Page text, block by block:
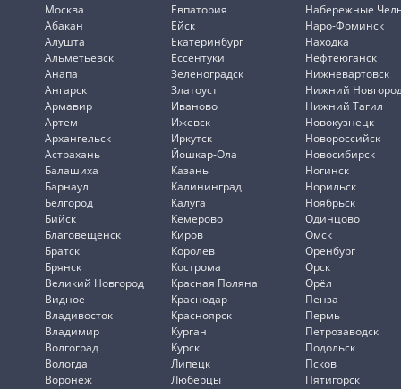
Москва
Абакан
Алушта
Альметьевск
Анапа
Ангарск
Армавир
Артем
Архангельск
Астрахань
Балашиха
Барнаул
Белгород
Бийск
Благовещенск
Братск
Брянск
Великий Новгород
Видное
Владивосток
Владимир
Волгоград
Вологда
Воронеж
Евпатория
Ейск
Екатеринбург
Ессентуки
Зеленоградск
Златоуст
Иваново
Ижевск
Иркутск
Йошкар-Ола
Казань
Калининград
Калуга
Кемерово
Киров
Королев
Кострома
Красная Поляна
Краснодар
Красноярск
Курган
Курск
Липецк
Люберцы
Набережные
Наро-Фоминск
Находка
Нефтеюганск
Нижневартовск
Нижний
Нижний Тагил
Новокузнецк
Новороссийск
Новосибирск
Ногинск
Норильск
Ноябрьск
Одинцово
Омск
Оренбург
Орск
Орёл
Пенза
Пермь
Петрозаводск
Подольск
Псков
Пятигорск